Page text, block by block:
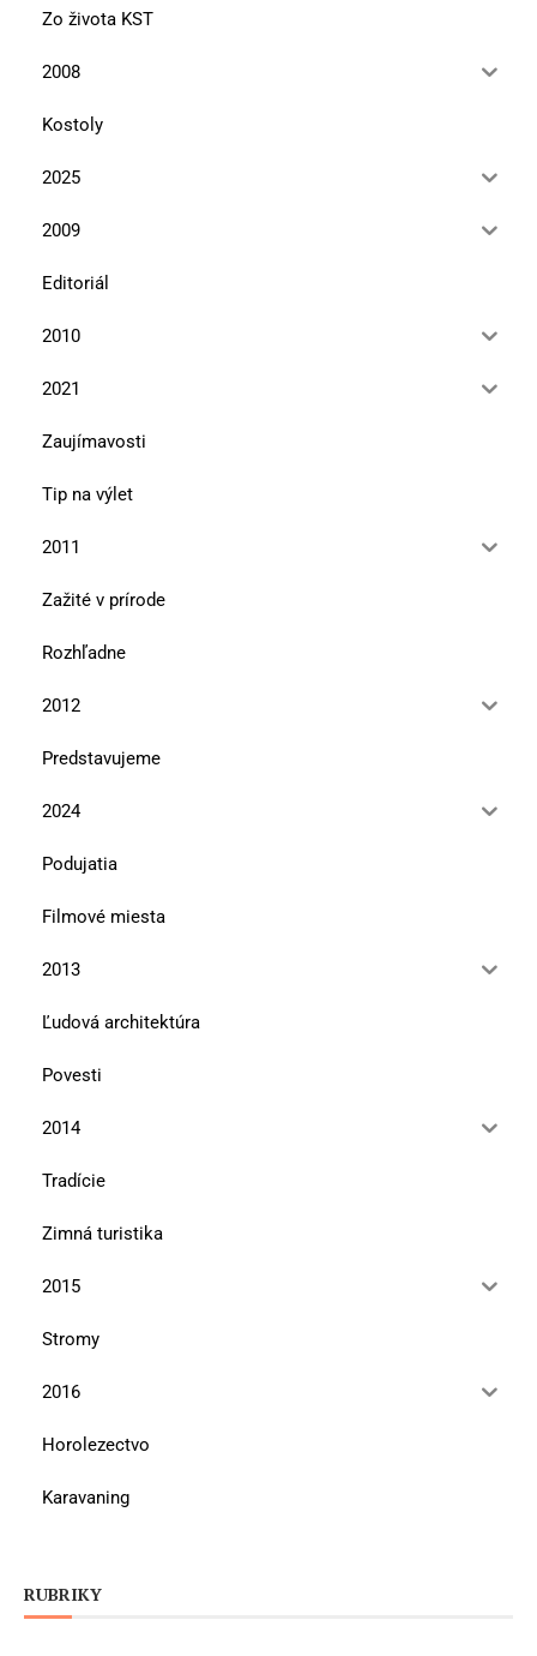
Zo života KST
2008
Kostoly
2025
2009
Editoriál
2010
2021
Zaujímavosti
Tip na výlet
2011
Zažité v prírode
Rozhľadne
2012
Predstavujeme
2024
Podujatia
Filmové miesta
2013
Ľudová architektúra
Povesti
2014
Tradície
Zimná turistika
2015
Stromy
2016
Horolezectvo
Karavaning
RUBRIKY